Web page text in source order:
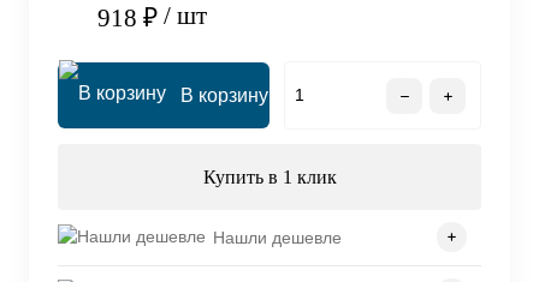
918 ₽ / шт
В корзину
Купить в 1 клик
Нашли дешевле